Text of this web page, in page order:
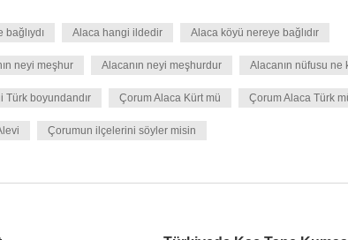
Alaca hangi ildedir Alaca köyü nereye bağlıdır
neyi meşhur Alacanın neyi meşhurdur Alacanın nüfusu ne
Türk boyundandır Çorum Alaca Kürt mü Çorum Alaca Türk
Çorumun ilçelerini söyler misin